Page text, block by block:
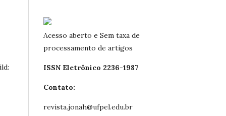
Acesso aberto e Sem taxa de
processamento de artigos
ISSN Eletrônico 2236-1987
Contato:
revista.jonah@ufpel.edu.br